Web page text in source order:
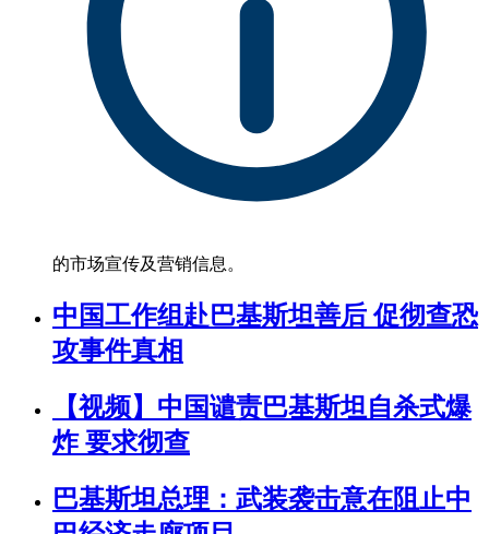
的市场宣传及营销信息。
中国工作组赴巴基斯坦善后 促彻查恐
攻事件真相
【视频】中国谴责巴基斯坦自杀式爆
炸 要求彻查
巴基斯坦总理：武装袭击意在阻止中